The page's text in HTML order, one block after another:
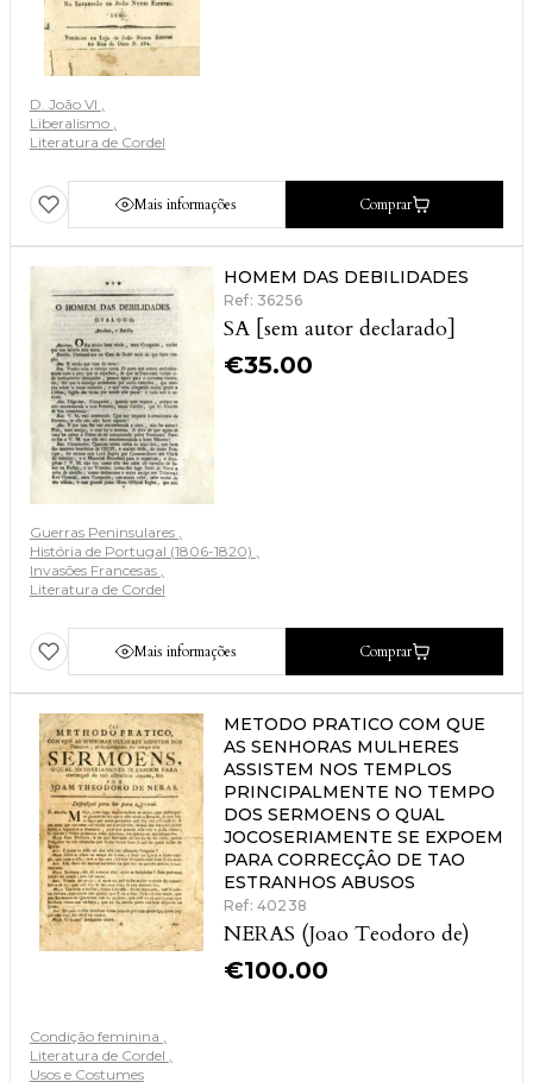
D. João VI
Liberalismo
Literatura de Cordel
Mais informações Comprar
HOMEM DAS DEBILIDADES
Ref: 36256
SA [sem autor declarado]
€35.00
Guerras Peninsulares
História de Portugal (1806-1820)
Invasões Francesas
Literatura de Cordel
Mais informações Comprar
METODO PRATICO COM QUE
AS SENHORAS MULHERES
ASSISTEM NOS TEMPLOS
PRINCIPALMENTE NO TEMPO
DOS SERMOENS O QUAL
JOCOSERIAMENTE SE EXPOEM
PARA CORRECÇÂO DE TAO
ESTRANHOS ABUSOS
Ref: 40238
NERAS (Joao Teodoro de)
€100.00
Condição feminina
Literatura de Cordel
Usos e Costumes